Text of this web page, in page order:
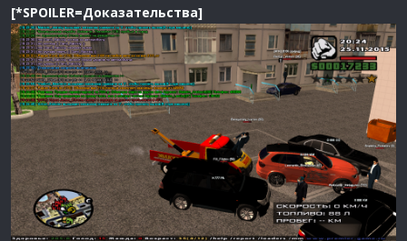
[*SPOILER=Доказательства]